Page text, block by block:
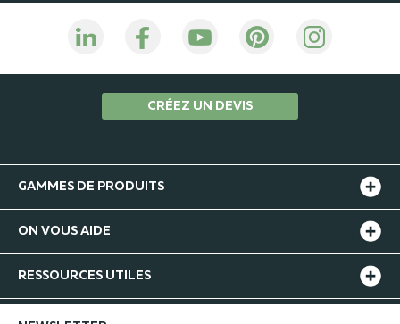
CRÉEZ UN DEVIS
GAMMES DE PRODUITS
ON VOUS AIDE
RESSOURCES UTILES